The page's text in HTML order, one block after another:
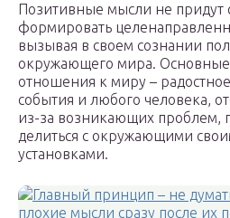
Позитивные мысли не придут
формировать
вызывая в своем сознании
окружающего мира.
отношения к миру –
события и любого человека,
из-за возникающих проблем,
делиться с окружающими
установками.